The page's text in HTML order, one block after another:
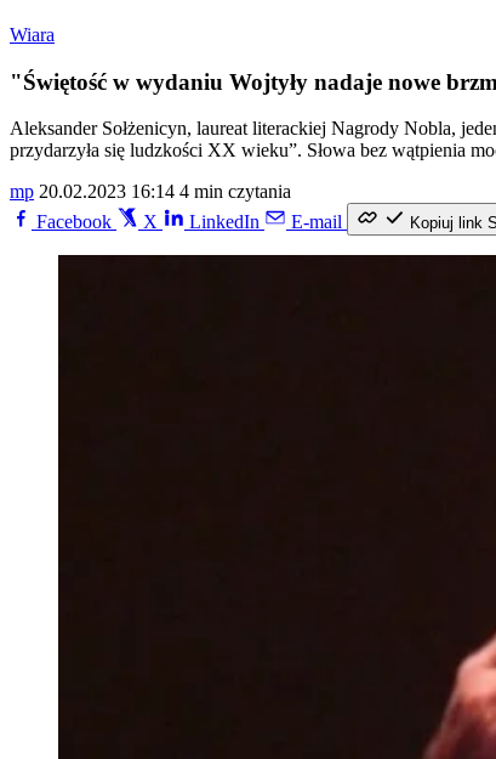
Wiara
"Świętość w wydaniu Wojtyły nadaje nowe
Aleksander Sołżenicyn, laureat literackiej Nagrody Nobla,
przydarzyła się ludzkości XX wieku”. Słowa bez wątpienia
mp 20.02.2023 16:14 4 min czytania
Facebook
X LinkedIn E-mail Kopiuj link